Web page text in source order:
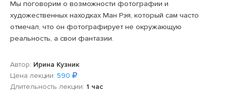
Мы поговорим о возможности фотографии и
художественных находках Ман Рэя, который сам часто
отмечал, что он фотографирует не окружающую
реальность, а свои фантазии.
Автор: Ирина Кузник
Цена лекции: 590
Длительность лекции: 1 час